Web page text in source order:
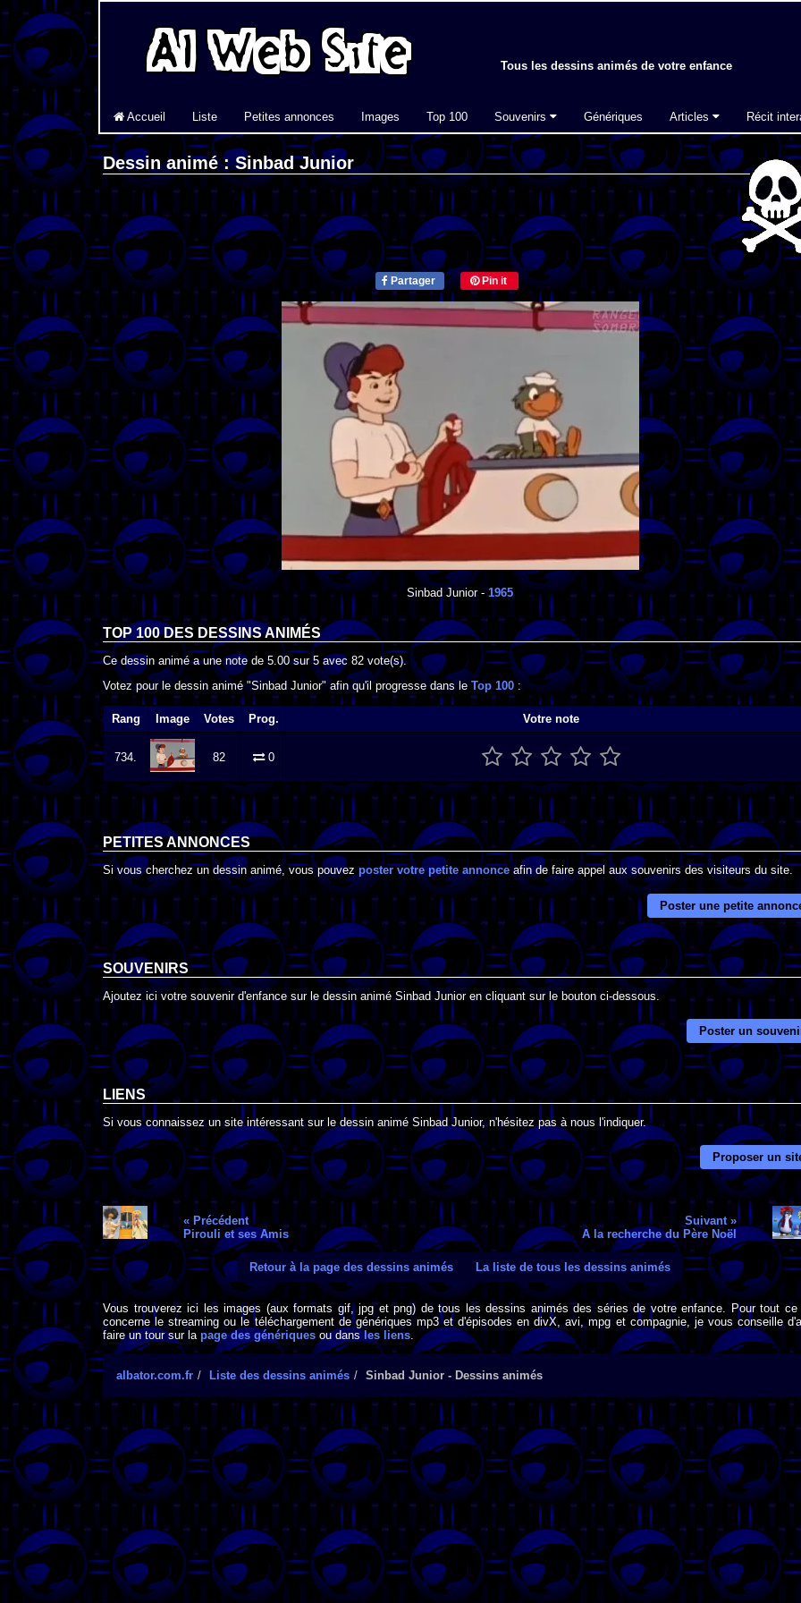
Tous les dessins animés de votre enfance
Accueil Liste Petites annonces Images Top 100 Souvenirs Génériques Articles Récit
Dessin animé : Sinbad Junior
Partager Pin it
Sinbad Junior-1965
TOP 100 DES DESSINS ANIMÉS
Ce dessin animé a une note de 5.00sur5 avec 82 vote(s).
Votez pour le dessin animé "Sinbad Junior" afin qu'il progresse dans leTop 100 :
Rang Image Votes Prog. Votre note
734. 82 0
PETITES ANNONCES
Si vous cherchez un dessin animé, vous pouvez poster votre petite annonceafin de faire appel aux souvenirs des visiteurs du site.
Poster une petite
SOUVENIRS
Ajoutez ici votre souvenir d'enfance sur le dessin animé Sinbad Junior en cliquant sur le bouton ci-dessous.
Poster un
LIENS
Si vous connaissez un site intéressant sur le dessin animé Sinbad Junior, n'hésitez pas à nous l'indiquer.
Proposer un
« Précédent
Pirouli et ses Amis
Suivant »
A la recherche du Père Noël
Retour à la page des dessins animés La liste de tous les dessins animés
Vous trouverez ici les images (aux formats gif, jpg et png) de tous les dessins animés des séries de votre enfance. Pour tout ce
concerne le streaming ou le téléchargement de génériques mp3 et d'épisodes en divX, avi, mpg et compagnie, je vous conseille
faire un tour sur la page des génériques ou dansles liens
albator.com.fr Liste des dessins animés Sinbad Junior - Dessins animés